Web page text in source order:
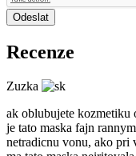
Odeslat
Recenze
Zuzka
ak oblubujete kozmetiku
je tato maska fajn
netradicnu vonu, ako